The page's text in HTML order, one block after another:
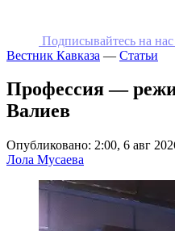
Подписывайтесь на
Вестник Кавказа — Статьи
Профессия —
Валиев
Опубликовано: 2:00, 6 авг
Лола Мусаева